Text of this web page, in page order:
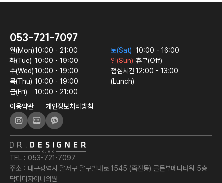
053-721-7097
월(Mon)10:00 - 21:00
화(Tue) 10:00 - 19:00
수(Wed)10:00 - 19:00
목(Thu) 10:00 - 19:00
금(Fri) 10:00 - 21:00
토(Sat) 10:00 - 16:00
일(Sun) 휴무(Off)
점심시간
(Lunch)
12:00 - 13:00
이용약관 개인정보처리방침
TEL : 053-721-7097
주소 : 대구광역시 달서구 달구벌대로 1545 (죽전동) 골든뷰메디타워 5층
닥터디자이너의원